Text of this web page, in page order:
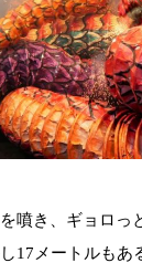
噴き、ギョロっ
17メートルもあ